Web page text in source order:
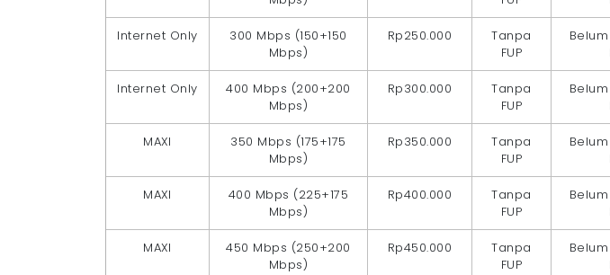
Internet Only
300 Mbps (150+150
Mbps)
Rp250.000
Tanpa
FUP
Internet Only
400 Mbps (200+200
Mbps)
Rp300.000
Tanpa
FUP
MAXI
350 Mbps (175+175
Mbps)
Rp350.000
Tanpa
FUP
MAXI
400 Mbps (225+175
Mbps)
Rp400.000
Tanpa
FUP
MAXI
450 Mbps (250+200
Mbps)
Rp450.000
Tanpa
FUP